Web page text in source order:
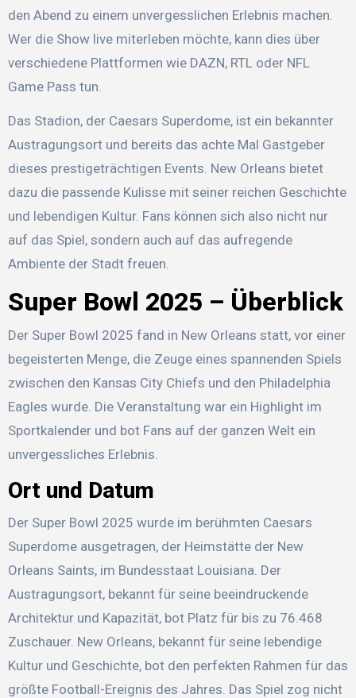
den Abend zu einem unvergesslichen Erlebnis machen.
Wer die Show live miterleben möchte, kann dies über
verschiedene Plattformen wie DAZN, RTL oder NFL
Game Pass tun.
Das Stadion, der Caesars Superdome, ist ein bekannter
Austragungsort und bereits das achte Mal Gastgeber
dieses prestigeträchtigen Events. New Orleans bietet
dazu die passende Kulisse mit seiner reichen Geschichte
und lebendigen Kultur. Fans können sich also nicht nur
auf das Spiel, sondern auch auf das aufregende
Ambiente der Stadt freuen.
Super Bowl 2025 – Überblick
Der Super Bowl 2025 fand in New Orleans statt, vor einer
begeisterten Menge, die Zeuge eines spannenden Spiels
zwischen den Kansas City Chiefs und den Philadelphia
Eagles wurde. Die Veranstaltung war ein Highlight im
Sportkalender und bot Fans auf der ganzen Welt ein
unvergessliches Erlebnis.
Ort und Datum
Der Super Bowl 2025 wurde im berühmten Caesars
Superdome ausgetragen, der Heimstätte der New
Orleans Saints, im Bundesstaat Louisiana. Der
Austragungsort, bekannt für seine beeindruckende
Architektur und Kapazität, bot Platz für bis zu 76.468
Zuschauer. New Orleans, bekannt für seine lebendige
Kultur und Geschichte, bot den perfekten Rahmen für das
größte Football-Ereignis des Jahres. Das Spiel zog nicht